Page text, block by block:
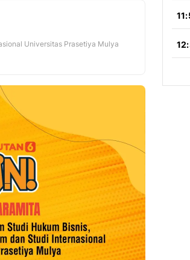
Universitas Prasetiya Mulya